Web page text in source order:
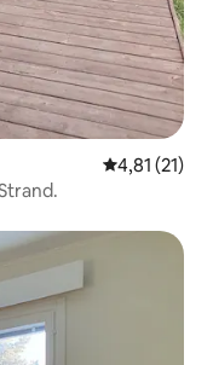
4,81 (21)